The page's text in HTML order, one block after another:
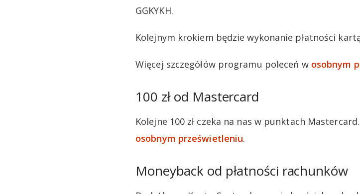
GGKYKH.
Kolejnym krokiem będzie wykonanie płatności
Więcej szczegółów programu poleceń w osobnym
100 zł od Mastercard
Kolejne 100 zł czeka na nas w punktach
osobnym prześwietleniu.
Moneyback od płatności rachunków